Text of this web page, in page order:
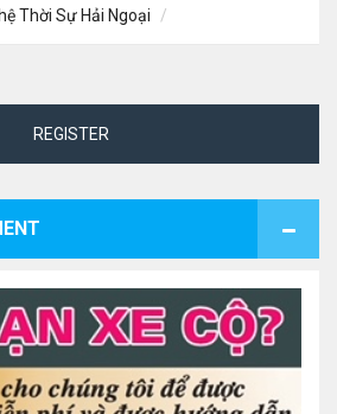
Thời Sự Hải Ngoại
REGISTER